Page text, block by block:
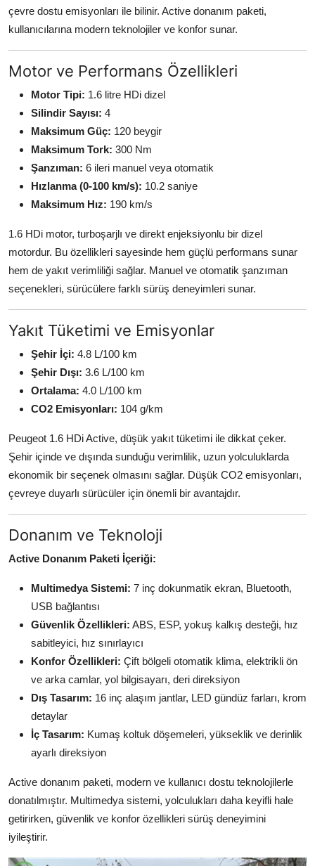
çevre dostu emisyonları ile bilinir. Active donanım paketi,
kullanıcılarına modern teknolojiler ve konfor sunar.
Motor ve Performans Özellikleri
Motor Tipi: 1.6 litre HDi dizel
Silindir Sayısı: 4
Maksimum Güç: 120 beygir
Maksimum Tork: 300 Nm
Şanzıman: 6 ileri manuel veya otomatik
Hızlanma (0-100 km/s): 10.2 saniye
Maksimum Hız: 190 km/s
1.6 HDi motor, turboşarjlı ve direkt enjeksiyonlu bir dizel
motordur. Bu özellikleri sayesinde hem güçlü performans sunar
hem de yakıt verimliliği sağlar. Manuel ve otomatik şanzıman
seçenekleri, sürücülere farklı sürüş deneyimleri sunar.
Yakıt Tüketimi ve Emisyonlar
Şehir İçi: 4.8 L/100 km
Şehir Dışı: 3.6 L/100 km
Ortalama: 4.0 L/100 km
CO2 Emisyonları: 104 g/km
Peugeot 1.6 HDi Active, düşük yakıt tüketimi ile dikkat çeker.
Şehir içinde ve dışında sunduğu verimlilik, uzun yolculuklarda
ekonomik bir seçenek olmasını sağlar. Düşük CO2 emisyonları,
çevreye duyarlı sürücüler için önemli bir avantajdır.
Donanım ve Teknoloji
Active Donanım Paketi İçeriği:
Multimedya Sistemi: 7 inç dokunmatik ekran, Bluetooth,
USB bağlantısı
Güvenlik Özellikleri: ABS, ESP, yokuş kalkış desteği, hız
sabitleyici, hız sınırlayıcı
Konfor Özellikleri: Çift bölgeli otomatik klima, elektrikli ön
ve arka camlar, yol bilgisayarı, deri direksiyon
Dış Tasarım: 16 inç alaşım jantlar, LED gündüz farları, krom
detaylar
İç Tasarım: Kumaş koltuk döşemeleri, yükseklik ve derinlik
ayarlı direksiyon
Active donanım paketi, modern ve kullanıcı dostu teknolojilerle
donatılmıştır. Multimedya sistemi, yolculukları daha keyifli hale
getirirken, güvenlik ve konfor özellikleri sürüş deneyimini
iyileştirir.